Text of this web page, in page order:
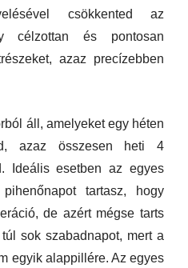
csökkented az
célzottan és pontosan
azaz precízebben
áll, amelyeket egy héten
azaz összesen heti 4
Ideális esetben az egyes
tartasz, hogy
de azért mégse tarts
sok szabadnapot, mert a
egyik alappillére. Az egyes